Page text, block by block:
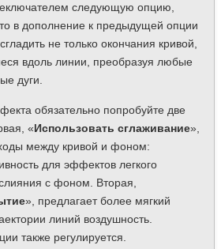
следующую опцию,
в дополнение к предыдущей опции
не только окончания кривой,
вдоль линии, преобразуя любые
дуги.
обязательно попробуйте две
«Использовать сглаживание»,
между кривой и фоном:
для эффектов легкого
с фоном. Вторая,
», предлагает более мягкий
линий воздушность.
также регулируется.